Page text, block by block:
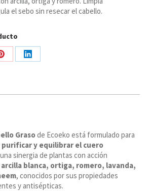
el sebo sin resecar el cabello.
Share
Share
Grasode Ecoeko está formulado para
purificar y equilibrar el cuero
sinergia de plantas con acción
arcilla blanca, ortiga, romero, lavanda,
, conocidos por sus propiedades
y antisépticas.